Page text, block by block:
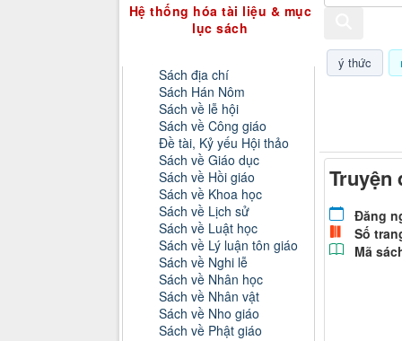
ý thức
Truyện
Đăng
Số
Mã
Hệ thống hóa tài liệu & mục
lục sách
Sách địa chí
Sách Hán Nôm
Sách về lễ hội
Sách về Công giáo
Đề tài, Kỷ yếu Hội thảo
Sách về Giáo dục
Sách về Hồi giáo
Sách về Khoa học
Sách về Lịch sử
Sách về Luật học
Sách về Lý luận tôn giáo
Sách về Nghi lễ
Sách về Nhân học
Sách về Nhân vật
Sách về Nho giáo
Sách về Phật giáo